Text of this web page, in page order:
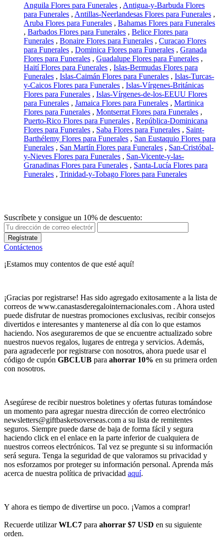
Anguila Flores para Funerales , Antigua-y-Barbuda Flores
para Funerales , Antillas-Neerlandesas Flores para Funerales ,
Aruba Flores para Funerales , Bahamas Flores para Funerales
, Barbados Flores para Funerales , Belice Flores para
Funerales , Bonaire Flores para Funerales , Curacao Flores
para Funerales , Dominica Flores para Funerales , Granada
Flores para Funerales , Guadalupe Flores para Funerales ,
Haití Flores para Funerales , Islas-Bermudas Flores para
Funerales , Islas-Caimán Flores para Funerales , Islas-Turcas-
y-Caicos Flores para Funerales , Islas-Vírgenes-Británicas
Flores para Funerales , Islas-Vírgenes-de-los-EEUU Flores
para Funerales , Jamaica Flores para Funerales , Martinica
Flores para Funerales , Montserrat Flores para Funerales ,
Puerto-Rico Flores para Funerales , República-Dominicana
Flores para Funerales , Saba Flores para Funerales , Saint-
Barthélemy Flores para Funerales , San Eustaquio Flores para
Funerales , San Martín Flores para Funerales , San-Cristóbal-
y-Nieves Flores para Funerales , San-Vicente-y-las-
Granadinas Flores para Funerales , Santa-Lucía Flores para
Funerales , Trinidad-y-Tobago Flores para Funerales
Suscríbete y consigue un 10% de descuento:
Regístrate
Contáctenos
¡Estamos muy contentos de que esté aquí!
¡Gracias por registrarse! Has sido agregado exitosamente a la lista de
correos de www.canastasderegalointernacionales.com . Ahora usted
puede disfrutar de nuestras promociones exclusivas, recibir consejos
divertidos e interesantes y mantenerse al día con lo que estamos
haciendo. Nos aseguraremos de que se encuentre actualizado sobre
nuestros nuevos regalos, lugares de entrega y servicios. Además,
para agradecerle por registrarse con nosotros, ahora puede usar el
código de cupón GBCLUB para ahorrar 10% en su primera orden
con nosotros.
Asegúrese de recibir nuestros boletines y ofertas futuras tomándose
un momento para agregar nuestra dirección de correo electrónico
newsletters@giftbasketsoverseas.com a su lista de remitentes
seguros. Siempre puede darse de baja de forma fácil y segura
haciendo click en el enlace en la parte inferior de cualquiera de
nuestros correos electrónicos. Tal vez se pregunte si su información
será segura. Tenga la seguridad de que valoramos su privacidad y
nos esforzamos por proteger su información personal. Aprenda más
acerca de nuestra política de privacidad aquí.
Y ahora es tiempo de divertirse un poco. ¡Vamos a comprar!
Recuerde utilizarWLC7 para ahorrar $7 USD en su siguiente
orden.